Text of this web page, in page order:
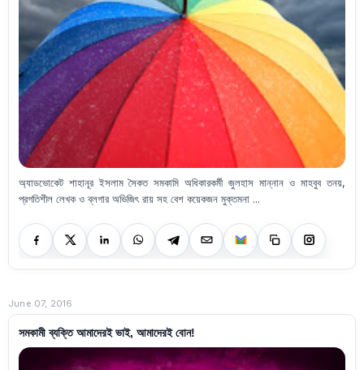
অ্যাডভোকেট শাহানূর ইসলাম সৈকত সমকামি অধিকারকর্মী জুলহাস মান্নান ও মাহবুব তনয়,
প্রগতিশীল লেখক ও ব্লগার অভিজিৎ রায় সহ বেশ কয়েকজন মুক্তমনা ...
June 07, 2016
সমকামী ব্যক্তি আমাদেরই ভাই, আমাদেরই বোন!